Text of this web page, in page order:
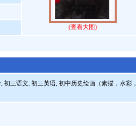
(查看大图)
三语文, 初三英语, 初中历史绘画（素描，水彩，